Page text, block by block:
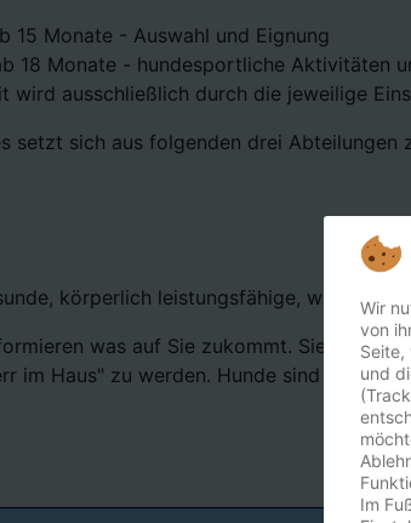
15 Monate - Auswahl und Eignung
18 Monate - hundesportliche Aktivitäten
wird ausschließlich durch die jeweilige
setzt sich aus folgenden drei Abteilungen
körperlich leistungsfähige,
was auf Sie zukommt. Sie
im Haus" zu werden. Hunde sind
Wir
von
Seite,
und
Im